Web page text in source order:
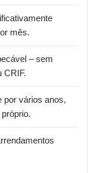
mês.
– sem
CRIF.
por vários anos,